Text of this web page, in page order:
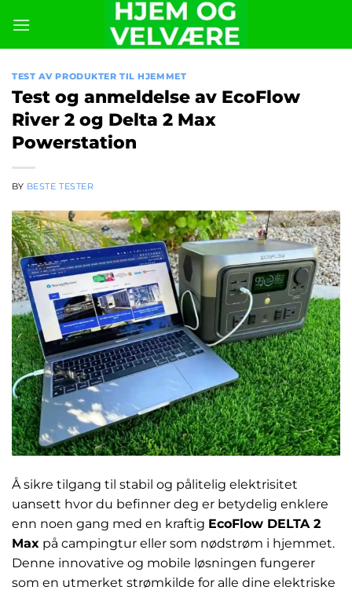
content
TEST AV PRODUKTER TIL HJEMMET
Test og anmeldelse av EcoFlow
River 2 og Delta 2 Max
Powerstation
BY BESTE TESTER
Å sikre tilgang til stabil og pålitelig elektrisitet
uansett hvor du befinner deg er betydelig enklere
enn noen gang med en kraftig EcoFlow DELTA 2
Max på campingtur eller som nødstrøm i hjemmet.
Denne innovative og mobile løsningen fungerer
som en utmerket strømkilde for alle dine elektriske